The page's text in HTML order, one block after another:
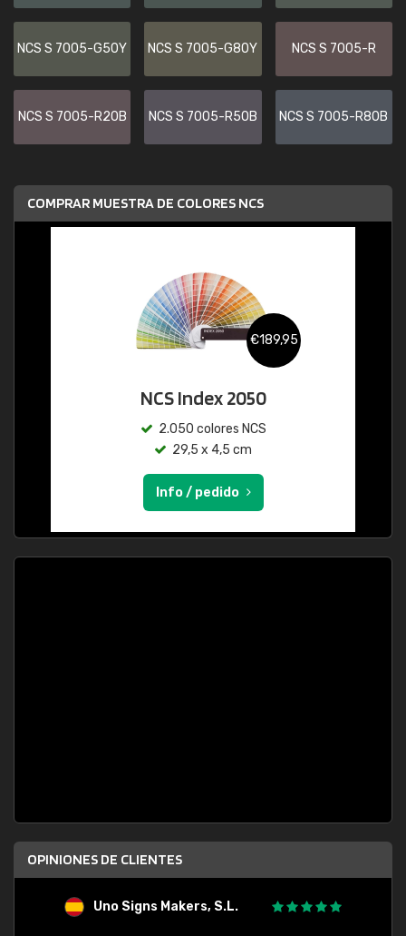
NCS S 7005-G50Y NCS S 7005-G80Y NCS S 7005-R
NCS S 7005-R20B NCS S 7005-R50B NCS S 7005-R80B
COMPRAR MUESTRA DE COLORES NCS
€189,95
NCS Index 2050
2.050 colores NCS
29,5 x 4,5 cm
Info / pedido
OPINIONES DE CLIENTES
Uno Signs Makers, S.L.